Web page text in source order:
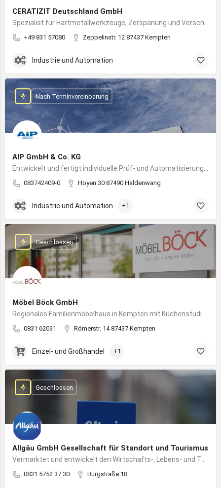
CERATIZIT Deutschland GmbH
+49 831 57080 Zeppelinstr. 12 87437 Kempten
Industrie und Automation
AIP GmbH & Co. KG
083742409-0 Hoyen 30 87490 Haldenwang
Nach Terminvereinbarung
Industrie und Automation +1
Möbel Böck GmbH
0831 62031 Römerstr. 14 87437 Kempten
Geschlossen
Einzel- und Großhandel +1
Allgäu GmbH Gesellschaft für Standort und Tourismus
0831 5752 37 30 Burgstraße 18
Geschlossen